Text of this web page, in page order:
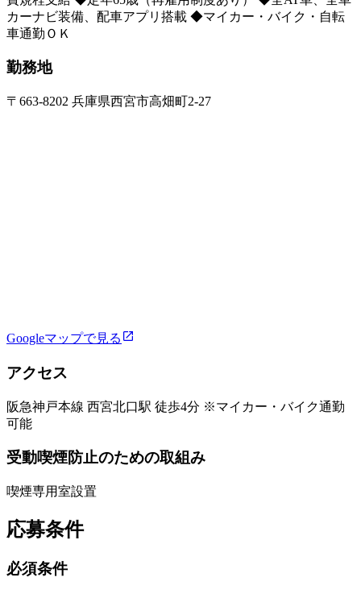
カーナビ装備、配車アプリ搭載 ◆マイカー・バイク・自転
車通勤ＯＫ
勤務地
〒663-8202 兵庫県西宮市高畑町2-27
Googleマップで見る
アクセス
阪急神戸本線 西宮北口駅 徒歩4分 ※マイカー・バイク通勤
可能
受動喫煙防止のための取組み
喫煙専用室設置
応募条件
必須条件